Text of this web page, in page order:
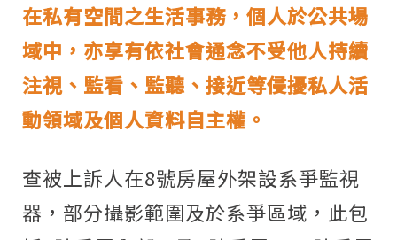
在私有空間之生活事務，個人於公共場
域中，亦享有依社會通念不受他人持續
注視、監看、監聽、接近等侵擾私人活
動領域及個人資料自主權。
查被上訴人在8號房屋外架設系爭監視
器，部分攝影範圍及於系爭區域，此包